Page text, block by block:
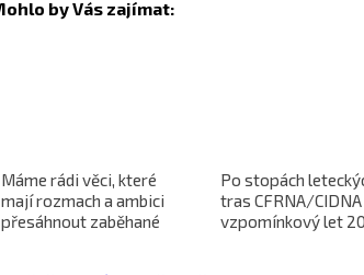
Máme rádi věci, které
mají rozmach a ambici
přesáhnout zaběhané
Po stopách
tras CFRNA/
vzpomínkový let